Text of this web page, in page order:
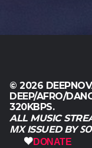
© 2026
DEEP/AFRO/
320KBPS.
ALL MUSIC
MXISSUED BY
DONATE